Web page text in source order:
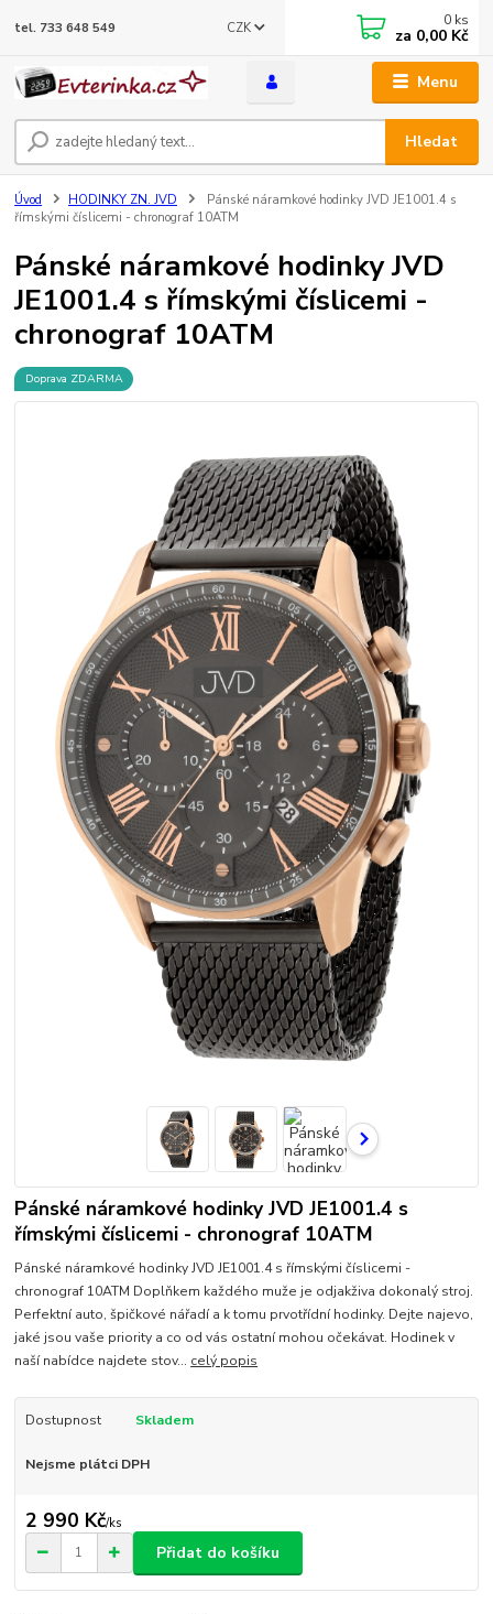
Menu
CZK
Hledat
tel. 733 648 549 0 ks
za 0,00 Kč
Úvod HODINKY ZN. JVD
Pánské náramkové hodinky JVD JE1001.4 s
římskými číslicemi - chronograf 10ATM
Pánské náramkové hodinky JVD
JE1001.4 s římskými číslicemi -
chronograf 10ATM
Doprava ZDARMA
Pánské náramkové hodinky JVD JE1001.4 s
římskými číslicemi - chronograf 10ATM
Pánské náramkové hodinky JVD JE1001.4 s římskými číslicemi -
chronograf 10ATM Doplňkem každého muže je odjakživa dokonalý stroj.
Perfektní auto, špičkové nářadí a k tomu prvotřídní hodinky. Dejte najevo,
jaké jsou vaše priority a co od vás ostatní mohou očekávat. Hodinek v
naší nabídce najdete stov... celý popis
Dostupnost Skladem
Nejsme plátci DPH
2 990 Kč/ks
Přidat do košíku